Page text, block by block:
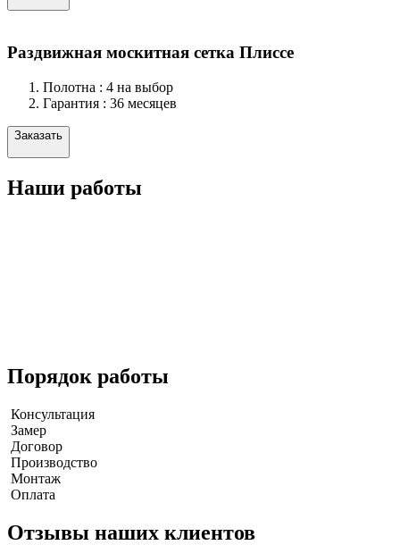
Раздвижная москитная сетка Плиссе
Полотна : 4 на выбор
Гарантия : 36 месяцев
Заказать
Наши работы
Порядок работы
Консультация
Замер
Договор
Производство
Монтаж
Оплата
Отзывы наших клиентов